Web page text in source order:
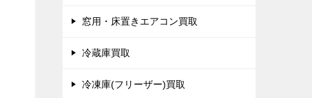
窓用・床置きエアコン買取
冷蔵庫買取
冷凍庫(フリーザー)買取